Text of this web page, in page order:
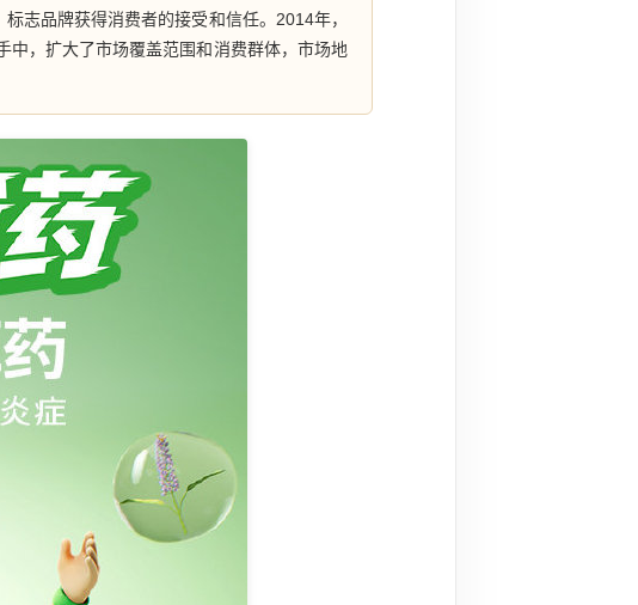
志品牌获得消费者的接受和信任。2014年，
，扩大了市场覆盖范围和消费群体，市场地